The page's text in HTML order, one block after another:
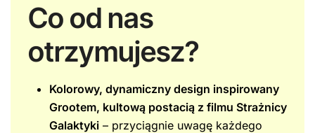
Co od nas
otrzymujesz?
Kolorowy, dynamiczny design inspirowany
Grootem, kultową postacią z filmu Strażnicy
Galaktyki – przyciągnie uwagę każdego